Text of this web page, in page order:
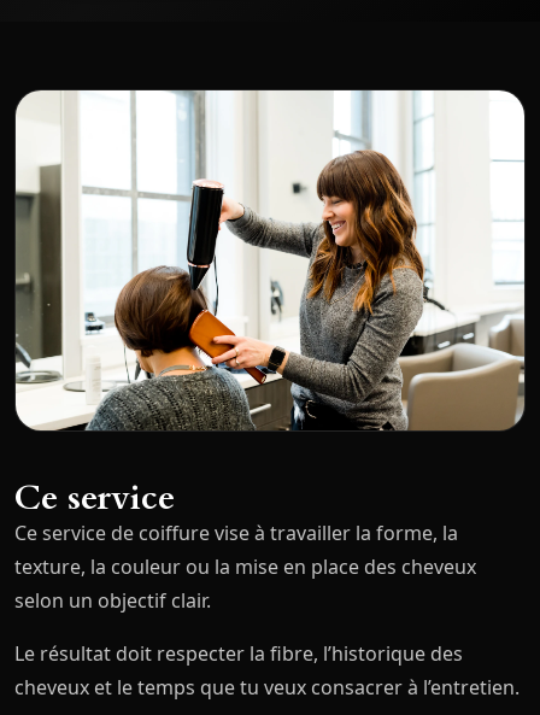
Ce service
Ce service de coiffure vise à travailler la forme, la
texture, la couleur ou la mise en place des cheveux
selon un objectif clair.
Le résultat doit respecter la fibre, l’historique des
cheveux et le temps que tu veux consacrer à l’entretien.